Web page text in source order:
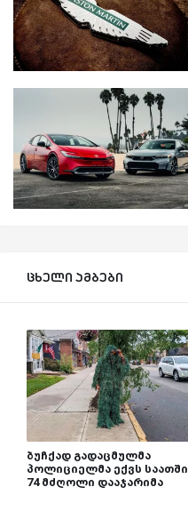
ცხელი ამბები
ბუჩქად გადაცმულმა
პოლიციელმა ექვს საათში
74 მძღოლი დააჯარიმა